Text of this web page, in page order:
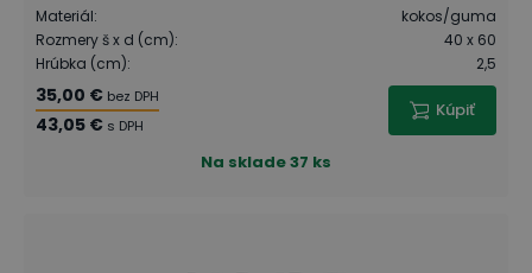
Materiál:
kokos/guma
Rozmery š x d (cm):
40 x 60
Hrúbka (cm): 2,5
35,00 € bez DPH
43,05 € s DPH
Kúpiť
Na sklade37 ks